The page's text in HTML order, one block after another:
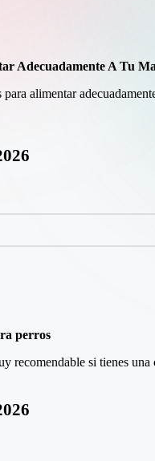
Adecuadamente A Tu
alimentar
perros
recomendable si tienes